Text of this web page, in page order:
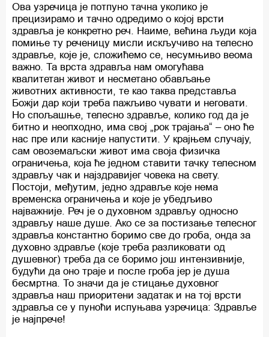
Ова узречица је потпуно тачна уколико је
прецизирамо и тачно одредимо о којој врсти
здравља је конкретно реч. Наиме, већина људи која
помиње ту реченицу мисли искључиво на телесно
здравље, које је, сложићемо се, несумњиво веома
важно. Та врста здравља нам омогућава
квалитетан живот и несметано обављање
животних активности, те као таква представља
Божји дар који треба пажљиво чувати и неговати.
Но спољашње, телесно здравље, колико год да је
битно и неопходно, има свој „рок трајања“ – оно ће
нас пре или касније напустити. У крајњем случају,
сам овоземаљски живот има своја физичка
ограничења, која ће једном ставити тачку телесном
здрављу чак и најздравијег човека на свету.
Постоји, међутим, једно здравље које нема
временска ограничења и које је убедљиво
најважније. Реч је о духовном здрављу односно
здрављу наше душе. Ако се за постизање телесног
здравља константно боримо све до гроба, онда за
духовно здравље (које треба разликовати од
душевног) треба да се боримо још интензивније,
будући да оно траје и после гроба јер је душа
бесмртна. То значи да је стицање духовног
здравља наш приоритени задатак и на тој врсти
здравља се у пуноћи испуњава узречица: Здравље
је најпрече!